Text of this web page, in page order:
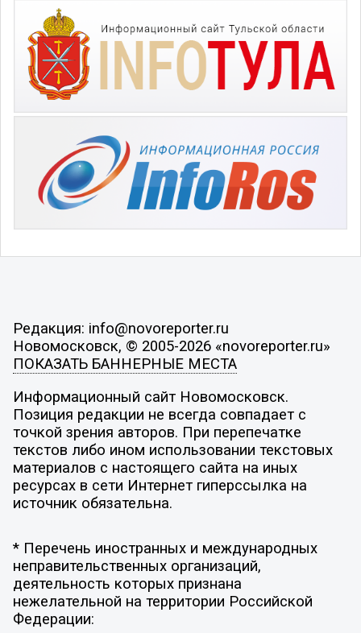
Редакция: info@novoreporter.ru
Новомосковск, © 2005-2026 «novoreporter.ru»
ПОКАЗАТЬ БАННЕРНЫЕ МЕСТА
Информационный сайт Новомосковск.
Позиция редакции не всегда совпадает с
точкой зрения авторов. При перепечатке
текстов либо ином использовании текстовых
материалов с настоящего сайта на иных
ресурсах в сети Интернет гиперссылка на
источник обязательна.
* Перечень иностранных и международных
неправительственных организаций,
деятельность которых признана
нежелательной на территории Российской
Федерации: